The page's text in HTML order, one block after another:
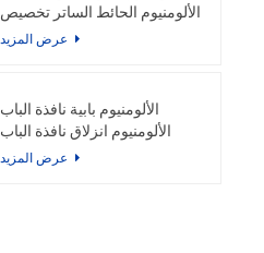
الألومنيوم الحائط الساتر تخصيص
الألومنيوم الشخصي نظام توفير
الألومنيوم بابية نافذة الباب
الألومنيوم انزلاق نافذة الباب
الألومنيوم الحل مسحوق الطلاء